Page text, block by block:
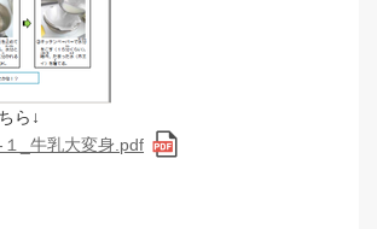
ら↓
_牛乳大変身.pdf